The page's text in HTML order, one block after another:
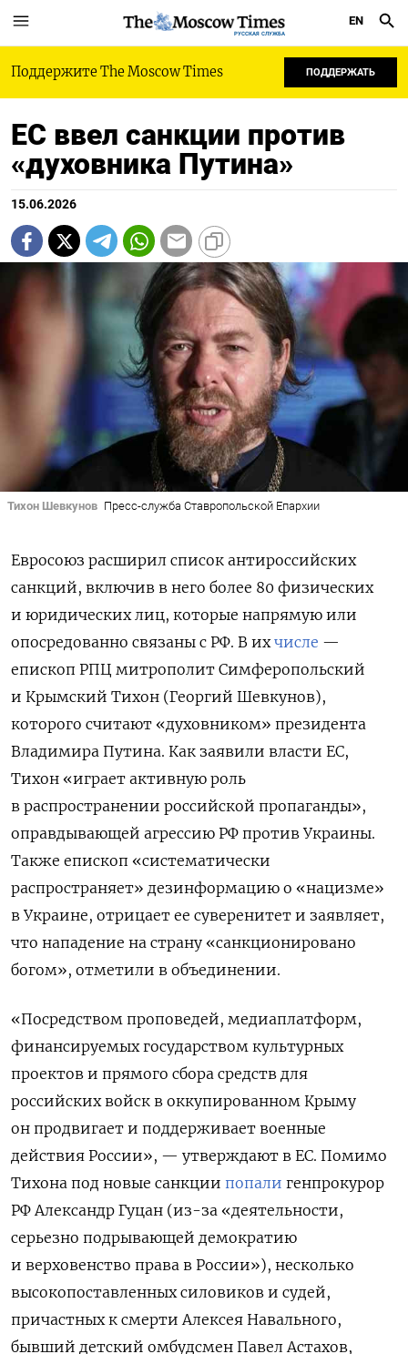
РУССКАЯ СЛУЖБА
EN
Поддержите The Moscow Times ПОДДЕРЖАТЬ
ЕС ввел санкции против
«духовника Путина»
15.06.2026
Тихон Шевкунов Пресс-служба Ставропольской Епархии
Евросоюз расширил список антироссийских
санкций, включив в него более 80 физических
и юридических лиц, которые напрямую или
опосредованно связаны с РФ. В ихчисле —
епископ РПЦ митрополит Симферопольский
и Крымский Тихон (Георгий Шевкунов),
которого считают «духовником» президента
Владимира Путина. Как заявили власти ЕС,
Тихон «играет активную роль
в распространении российской пропаганды»,
оправдывающей агрессию РФ против Украины.
Также епископ «систематически
распространяет» дезинформацию о «нацизме»
в Украине, отрицает ее суверенитет и заявляет,
что нападение на страну «санкционировано
богом», отметили в объединении.
«Посредством проповедей, медиаплатформ,
финансируемых государством культурных
проектов и прямого сбора средств для
российских войск в оккупированном Крыму
он продвигает и поддерживает военные
действия России», — утверждают в ЕС. Помимо
Тихона под новые санкции попали генпрокурор
РФ Александр Гуцан (из-за «деятельности,
серьезно подрывающей демократию
и верховенство права в России»), несколько
высокопоставленных силовиков и судей,
причастных к смерти Алексея Навального,
бывший детский омбудсмен Павел Астахов,